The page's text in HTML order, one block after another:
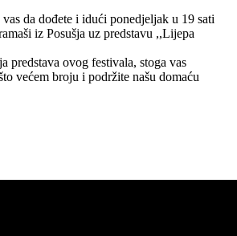
da dođete i idući ponedjeljak u 19 sati
iz Posušja uz predstavu ,,Lijepa
predstava ovog festivala, stoga vas
većem broju i podržite našu domaću